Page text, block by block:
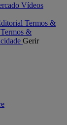
Vídeos
Termos &
Termos &
Gerir